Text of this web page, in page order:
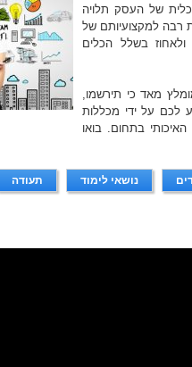
של העסק תלויה
רבה למקצועיותם של
בשלל הכלים
מאד כי תירשמו,
לכם על ידי מכללות
בתחום. בואו
נושאי לימוד תעודה